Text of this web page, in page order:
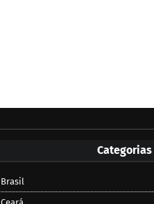
Categorias
Brasil